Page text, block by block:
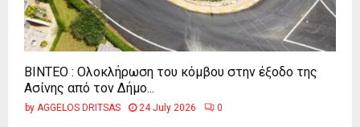
ΒΙΝΤΕΟ : Ολοκλήρωση του κόμβου στην έξοδο της
Ασίνης από τον Δήμο...
by AGGELOS DRITSAS 24 July 2026 0